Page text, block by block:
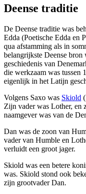
Deense traditie
De Deense traditie was
Edda (Poetische Edda en
qua afstamming als in
belangrijkste Deense bron
geschiedenis van
die werkzaam was tussen
eigenlijk in het Latijn
Volgens Saxo was Skiold
Zijn vader was Lother, en
naamgever was van de
Dan was de zoon van
vader van Humble en
verluidt een groot jager.
Skiold was een betere
was. Skiold stond ook
zijn grootvader Dan.